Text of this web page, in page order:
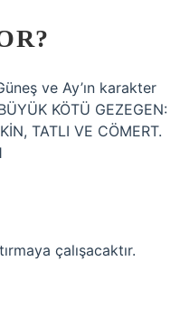
ve Ay’ın karakter
KÖTÜ GEZEGEN:
TATLI VE CÖMERT.
çalışacaktır.